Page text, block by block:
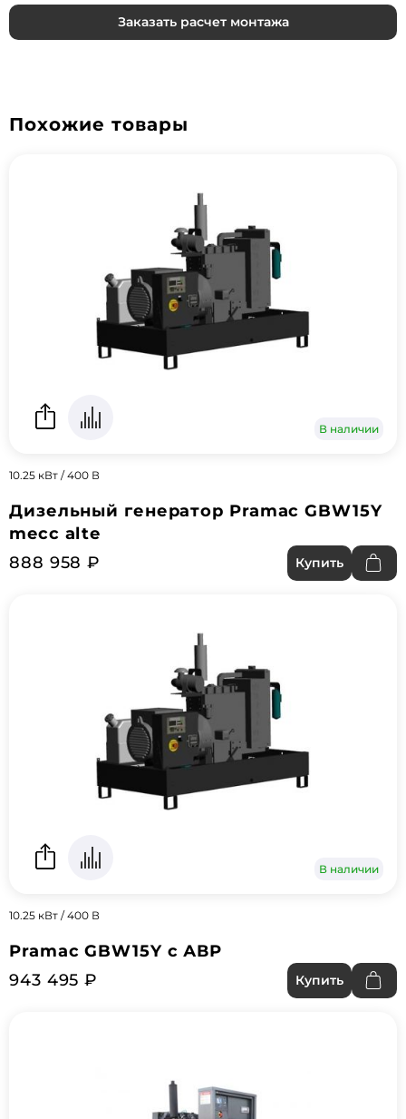
Заказать расчет монтажа
Похожие товары
В наличии
10.25 кВт / 400 В
Дизельный генератор Pramac GBW15Y
mecc alte
888 958 ₽
Купить
В наличии
10.25 кВт / 400 В
Pramac GBW15Y с АВР
943 495 ₽
Купить